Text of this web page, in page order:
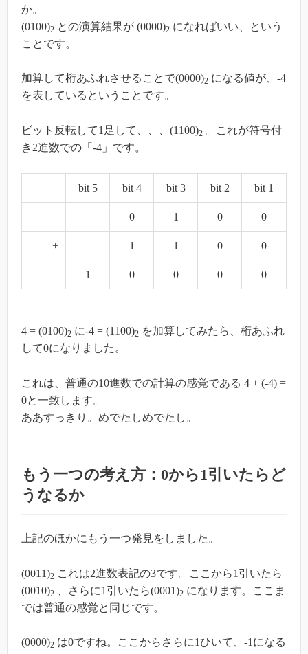
か。
(0100)2 との演算結果が (0000)2 になればいい、という
ことです。
加算して桁あふれさせることで(0000)2 になる値が、-4
を表しているということです。
ビット反転して1足して、、、(1100)2 。これが符号付
き2進数での「-4」です。
bit 5 bit 4 bit 3 bit 2 bit 1
0 1 0 0
+ 1 1 0 0
= 1 0 0 0 0
4 = (0100)2 に-4 = (1100)2 を加算してみたら、桁あふれ
して0になりました。
これは、普通の10進数での計算の感覚である 4 + (-4) =
0と一致します。
ああすっきり。めでたしめでたし。
もう一つの考え方：0から1引いたらど
うなるか
上記のほかにもう一つ発見をしました。
(0011)2 これは2進数表記の3です。ここから1引いたら
(0010)2 、さらに1引いたら(0001)2 になります。ここま
では普通の感覚と同じです。
(0000)2 は0ですね。ここからさらに1ひいて、-1になる